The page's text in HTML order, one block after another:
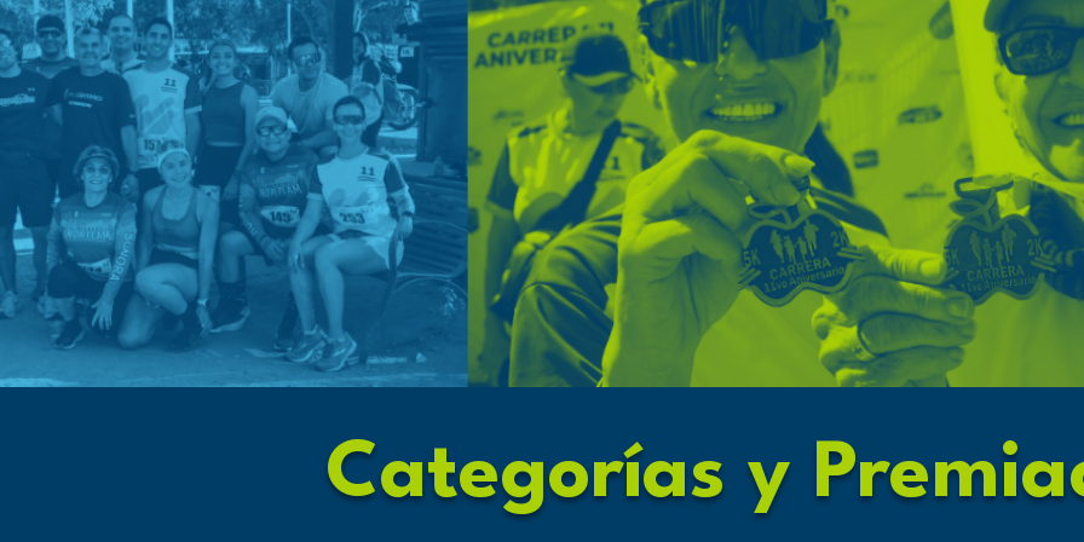
Categorías y